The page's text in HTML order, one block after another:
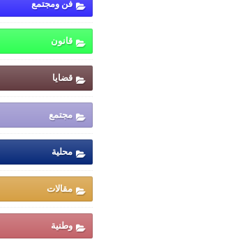
فن ومجتمع
قانون
قضايا
مجتمع
محلية
مقالات
وطنية